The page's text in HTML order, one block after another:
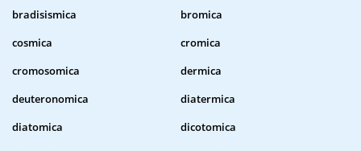
bradisismica
bromica
cosmica
cromica
cromosomica
dermica
deuteronomica
diatermica
diatomica
dicotomica